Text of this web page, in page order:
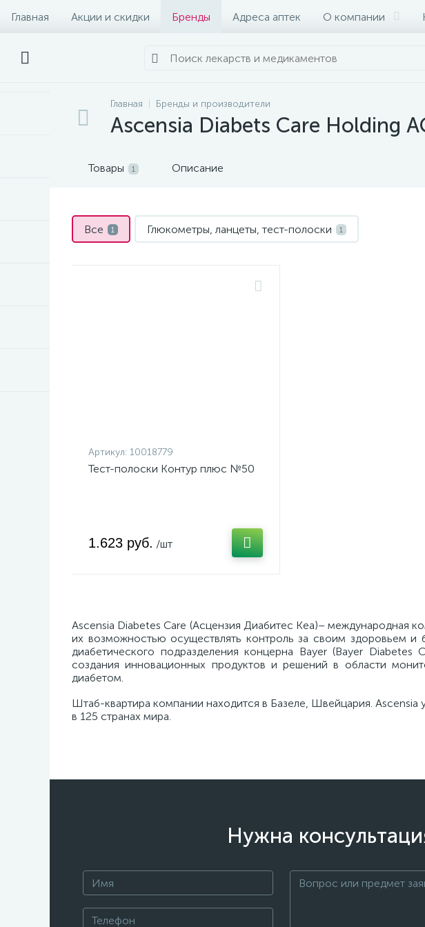
Главная Акции и скидки Бренды Адреса аптек О компании
Главная Бренды и производители
Ascensia Diabets Care Holding
Товары 1 Описание
Все 1 Глюкометры, ланцеты, тест-полоски 1
Артикул: 10018779
Тест-полоски Контур плюс №50
1.623 руб. /шт
Ascensia Diabetes Care (Асцензия Диабитес Кеа)– международная
их возможностью осуществлять контроль за своим здоровьем и
диабетического подразделения концерна Bayer (Bayer
создания инновационных продуктов и решений в области
диабетом.
Штаб-квартира компании находится в Базеле, Швейцария.
в 125 странах мира.
Нужна